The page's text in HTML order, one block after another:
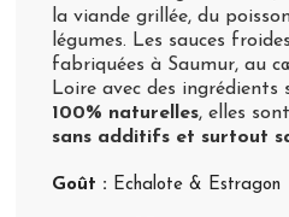
la viande grillée, du
légumes. Les sauces
fabriquées à Saumur, au
Loire avec des ingrédients
100% naturelles, elles
sans additifs et surtout
Goût : Echalote & Estragon